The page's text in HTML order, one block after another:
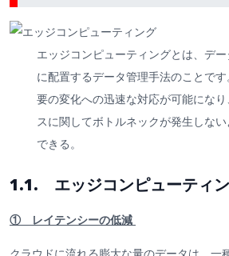
エッジコンピューティングとは、デー
に配置するデータ管理手法のことで
要の変化への迅速な対応が可能にな
スに関してボトルネックが発生しな
できる。
1.1. エッジコンピューティ
① レイテンシーの低減